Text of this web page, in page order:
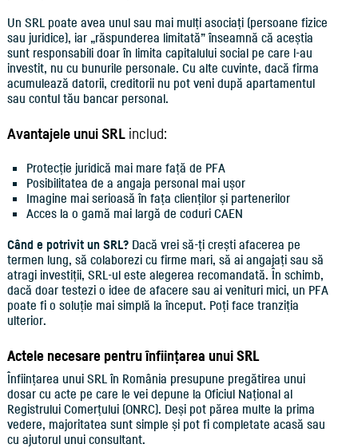
Un SRL poate avea unul sau mai mulți asociați (persoane fizice
sau juridice), iar „răspunderea limitată” înseamnă că aceștia
sunt responsabili doar în limita capitalului social pe care l-au
investit, nu cu bunurile personale. Cu alte cuvinte, dacă firma
acumulează datorii, creditorii nu pot veni după apartamentul
sau contul tău bancar personal.
Avantajele unui SRLinclud:
Protecție juridică mai mare față de PFA
Posibilitatea de a angaja personal mai ușor
Imagine mai serioasă în fața clienților și partenerilor
Acces la o gamă mai largă de coduri CAEN
Când e potrivit un SRL?Dacă vrei să-ți crești afacerea pe
termen lung, să colaborezi cu firme mari, să ai angajați sau să
atragi investiții, SRL-ul este alegerea recomandată. În schimb,
dacă doar testezi o idee de afacere sau ai venituri mici, un PFA
poate fi o soluție mai simplă la început. Poți face tranziția
ulterior.
Actele necesare pentru înființarea unui SRL
Înființarea unui SRL în România presupune pregătirea unui
dosar cu acte pe care le vei depune la Oficiul Național al
Registrului Comerțului (ONRC). Deși pot părea multe la prima
vedere, majoritatea sunt simple și pot fi completate acasă sau
cu ajutorul unui consultant.